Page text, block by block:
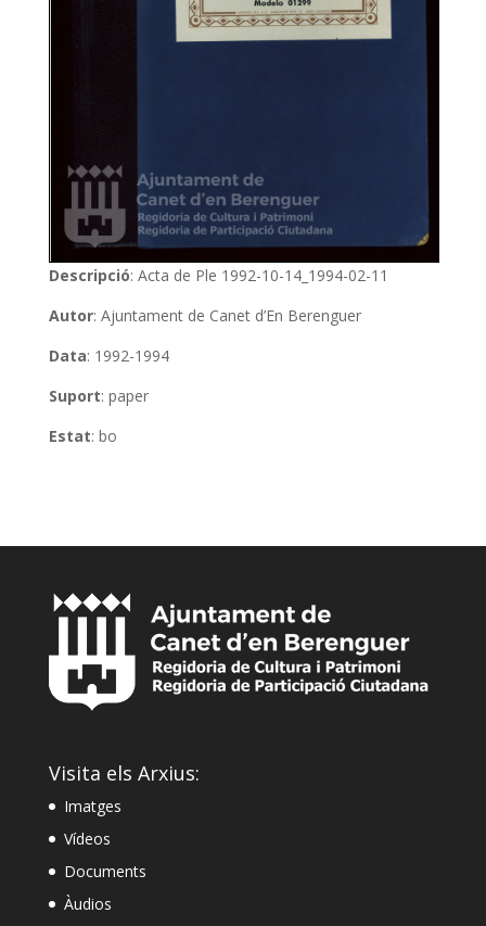
Descripció: Acta de Ple 1992-10-14_1994-02-11
Autor: Ajuntament de Canet d’En Berenguer
Data: 1992-1994
Suport: paper
Estat: bo
Visita els Arxius:
Imatges
Vídeos
Documents
Àudios